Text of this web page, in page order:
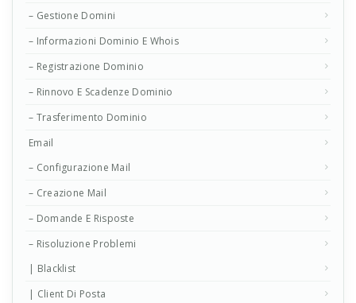
– Gestione Domini
– Informazioni Dominio E Whois
– Registrazione Dominio
– Rinnovo E Scadenze Dominio
– Trasferimento Dominio
Email
– Configurazione Mail
– Creazione Mail
– Domande E Risposte
– Risoluzione Problemi
| Blacklist
| Client Di Posta